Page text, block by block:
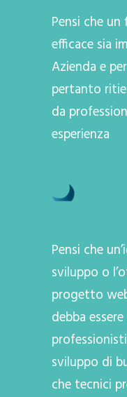
Pensi che
efficace sia
Azienda e
pertanto
da
esperienza
Pensi che
sviluppo o
progetto
debba
sviluppo di
che tecnici